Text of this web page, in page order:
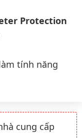
Protection
tính năng
cung cấp